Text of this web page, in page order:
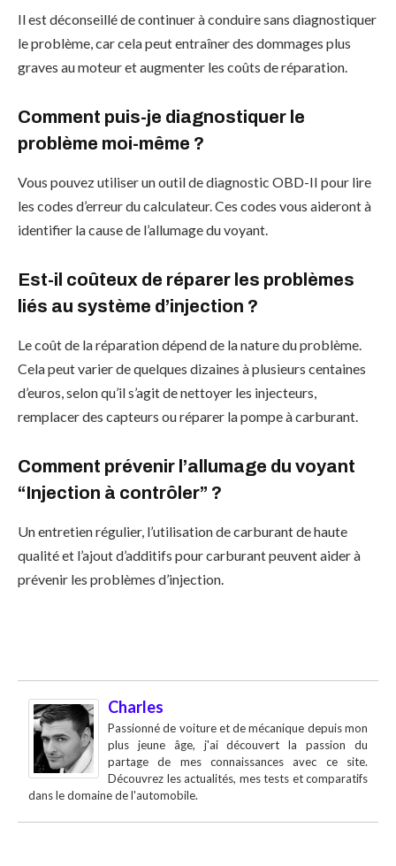
Il est déconseillé de continuer à conduire sans diagnostiquer
le problème, car cela peut entraîner des dommages plus
graves au moteur et augmenter les coûts de réparation.
Comment puis-je diagnostiquer le
problème moi-même ?
Vous pouvez utiliser un outil de diagnostic OBD-II pour lire
les codes d’erreur du calculateur. Ces codes vous aideront à
identifier la cause de l’allumage du voyant.
Est-il coûteux de réparer les problèmes
liés au système d’injection ?
Le coût de la réparation dépend de la nature du problème.
Cela peut varier de quelques dizaines à plusieurs centaines
d’euros, selon qu’il s’agit de nettoyer les injecteurs,
remplacer des capteurs ou réparer la pompe à carburant.
Comment prévenir l’allumage du voyant
“Injection à contrôler” ?
Un entretien régulier, l’utilisation de carburant de haute
qualité et l’ajout d’additifs pour carburant peuvent aider à
prévenir les problèmes d’injection.
Charles
Passionné de voiture et de mécanique depuis mon
plus jeune âge, j'ai découvert la passion du
partage de mes connaissances avec ce site.
Découvrez les actualités, mes tests et comparatifs
dans le domaine de l'automobile.